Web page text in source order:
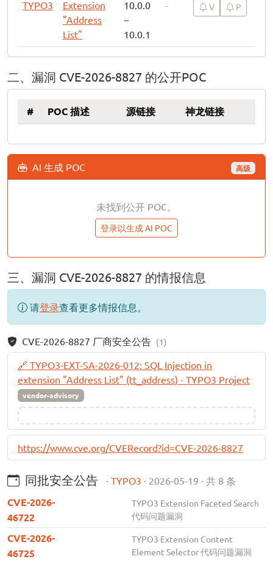
TYPO3
Extension
"Address
List"
10.0.0
~
10.0.1
- V P
二、漏洞 CVE-2026-8827 的公开POC
# POC 描述 源链接 神龙链接
AI 生成 POC 高级
未找到公开 POC。
登录以生成 AI POC
三、漏洞 CVE-2026-8827 的情报信息
请登录查看更多情报信息。
CVE-2026-8827 厂商安全公告 (1)
🔗 TYPO3-EXT-SA-2026-012: SQL Injection in
extension "Address List" (tt_address) - TYPO3 Project
vendor-advisory
https://www.cve.org/CVERecord?id=CVE-2026-8827
同批安全公告 · TYPO3 · 2026-05-19 · 共 8 条
CVE-2026-
46722
TYPO3 Extension Faceted Search
代码问题漏洞
CVE-2026-
46725
TYPO3 Extension Content
Element Selector 代码问题漏洞